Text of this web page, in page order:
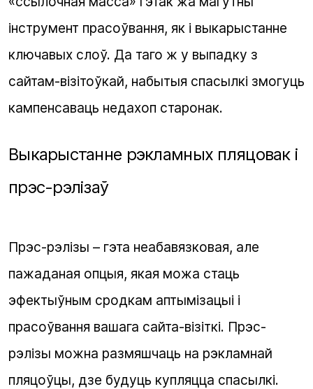
інструмент прасоўвання, як і выкарыстанне
ключавых слоў. Да таго ж у выпадку з
сайтам-візітоўкай, набытыя спасылкі змогуць
кампенсаваць недахоп старонак.
Выкарыстанне рэкламных пляцовак і
прэс-рэлізаў
Прэс-рэлізы – гэта неабавязковая, але
пажаданая опцыя, якая можа стаць
эфектыўным сродкам аптымізацыі і
прасоўвання вашага сайта-візіткі. Прэс-
рэлізы можна размяшчаць на рэкламнай
пляцоўцы, дзе будуць купляцца спасылкі.